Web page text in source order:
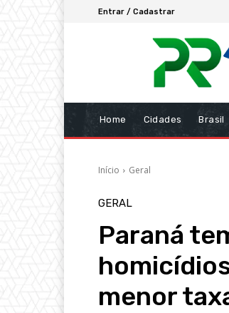
Entrar / Cadastrar
Home Cidades Brasil
Início Geral
GERAL
Paraná
menor